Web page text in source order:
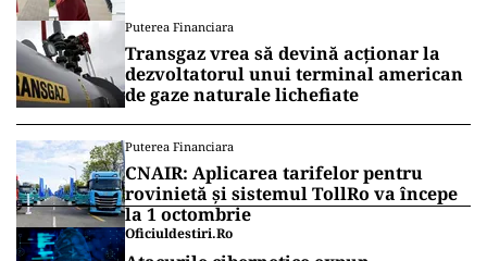
Puterea Financiara
Transgaz vrea să devină acționar la
dezvoltatorul unui terminal american
de gaze naturale lichefiate
Puterea Financiara
CNAIR: Aplicarea tarifelor pentru
rovinietă și sistemul TollRo va începe
la 1 octombrie
Oficiuldestiri.ro